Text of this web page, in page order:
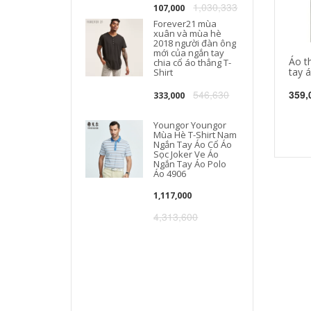
107,000 1,030,333
Forever21 mùa
xuân và mùa hè
2018 người đàn ông
mới của ngắn tay
chia cổ áo thẳng T-
Shirt
333,000 546,630
Youngor Youngor
Mùa Hè T-Shirt Nam
Ngắn Tay Áo Cổ Áo
Sọc Joker Ve Áo
Ngắn Tay Áo Polo
Áo 4906
1,117,000
4,313,600
Áo
tay